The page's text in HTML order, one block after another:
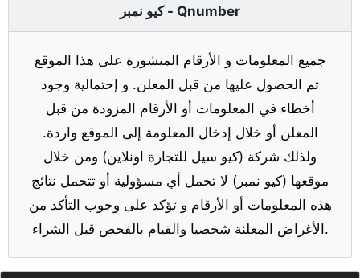
كيو نمبر - Qnumber
جميع المعلومات و الأرقام المنشورة على هذا الموقع
تم الحصول عليها من قبل المعلن. و إحتمالية وجود
أخطاء في المعلومات أو الأرقام المزودة من قبل
المعلن أو خلال إدخال المعلومة إلى الموقع واردة.
ولذلك شركة (كيو سيل للتجارة اونلاين) ومن خلال
موقعها (كيو نمبر) لا تحمل أي مسؤولية أو تتحمل نتائج
هذه المعلومات أو الأرقام و تؤكد على وجوب التأكد من
الأغراض المعلنة شخصيا والقيام بالفحص قبل الشراء.